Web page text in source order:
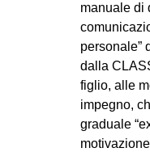
manuale di
personale”
dalla
figlio, alle
impegno,
graduale